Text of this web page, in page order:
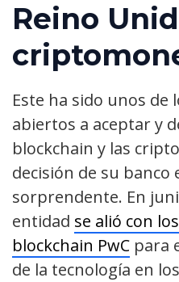
Reino
Este ha sido unos de
abiertos a aceptar y
blockchain y las
decisión de su banco
sorprendente. En
entidad se alió con
blockchain PwC para
de la tecnología en